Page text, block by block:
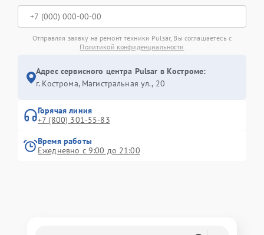
Отправляя заявку на ремонт техники Pulsar, Вы соглашаетесь с
Политикой конфиденциальности
Адрес сервисного центра Pulsar в Костроме:
г. Кострома, Магистральная ул., 20
Горячая линия
+7 (800) 301-55-83
Время работы
Ежедневно с 9:00 до 21:00